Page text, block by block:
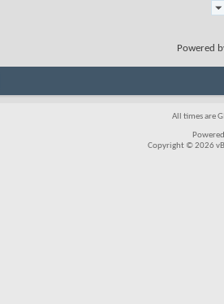
Powered
All times are
Copyright © 2026